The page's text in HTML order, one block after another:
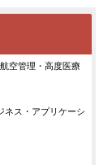
空管理・高度医療
ス・アプリケーシ